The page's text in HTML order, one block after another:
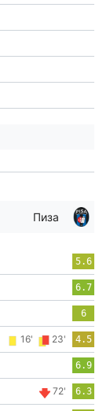
Пиза
5.6
6.7
6
16' 23' 4.5
6.9
72' 6.3